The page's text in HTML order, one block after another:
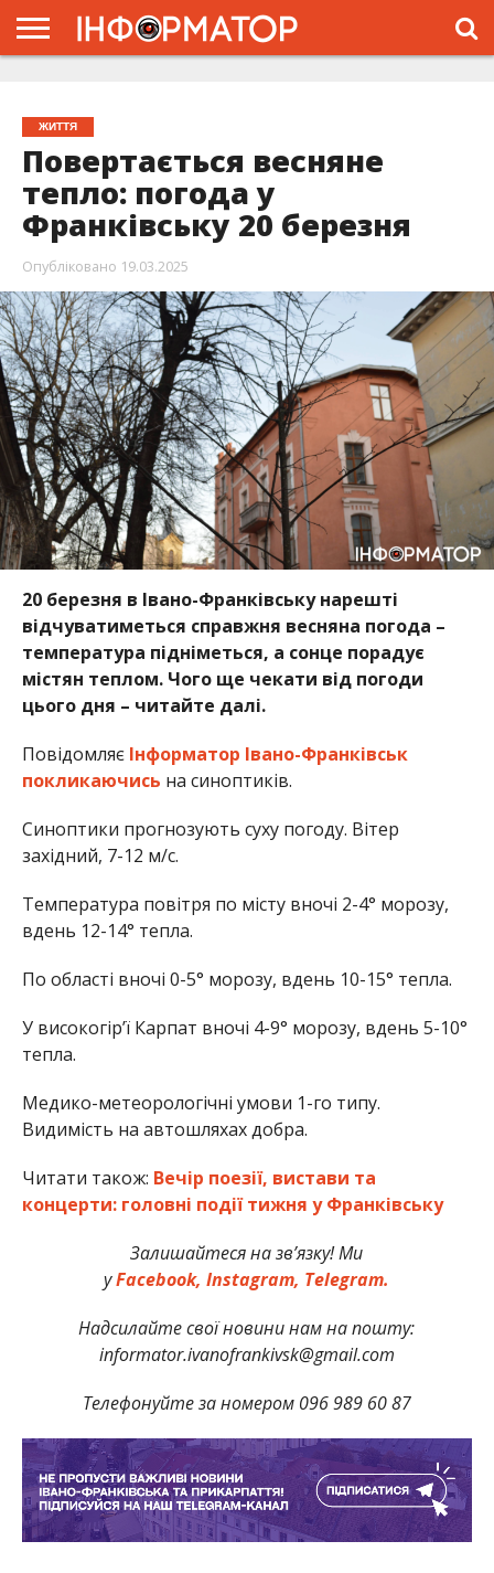
ЖИТТЯ
Повертається весняне
тепло: погода у
Франківську 20 березня
Опубліковано 19.03.2025
20 березня в Івано-Франківську нарешті
відчуватиметься справжня весняна погода –
температура підніметься, а сонце порадує
містян теплом. Чого ще чекати від погоди
цього дня – читайте далі.
Повідомляє Інформатор Івано-Франківськ
покликаючись на синоптиків.
Синоптики прогнозують суху погоду. Вітер
західний, 7-12 м/с.
Температура повітря по місту вночі 2-4° морозу,
вдень 12-14° тепла.
По області вночі 0-5° морозу, вдень 10-15° тепла.
У високогір’ї Карпат вночі 4-9° морозу, вдень 5-10°
тепла.
Медико-метеорологічні умови 1-го типу.
Видимість на автошляхах добра.
Читати також: Вечір поезії, вистави та
концерти: головні події тижня у Франківську
Залишайтеся на зв’язку! Ми
уFacebook, Instagram, Telegram.
Надсилайте свої новини нам на пошту:
informator.ivanofrankivsk@gmail.com
Телефонуйте за номером 096 989 60 87